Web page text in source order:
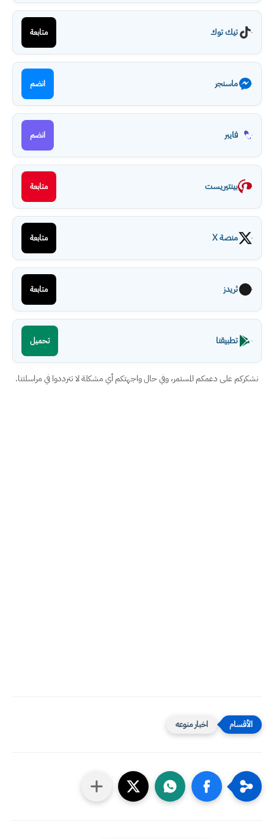
تيك توك متابعة
ماسنجر انضم
فايبر انضم
بينتيريست متابعة
منصة X متابعة
ثريدز متابعة
تطبيقنا تحميل
نشكركم على دعمكم المستمر، وفي حال واجهتكم أي مشكلة لا تترددوا في مراسلتنا.
اخبار منوعه